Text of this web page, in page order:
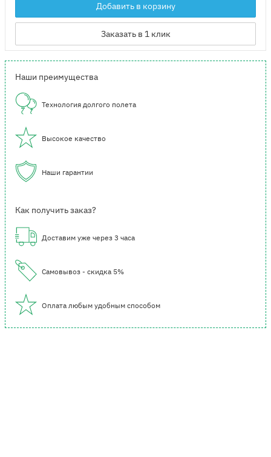
Добавить в корзину
Заказать в 1 клик
Наши преимущества
Технология долгого полета
Высокое качество
Наши гарантии
Как получить заказ?
Доставим уже через 3 часа
Самовывоз - скидка 5%
Оплата любым удобным способом